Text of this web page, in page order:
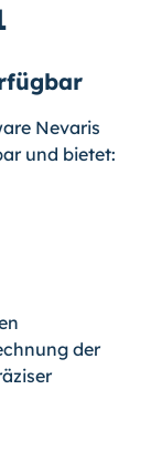
Nevaris
und bietet:
der